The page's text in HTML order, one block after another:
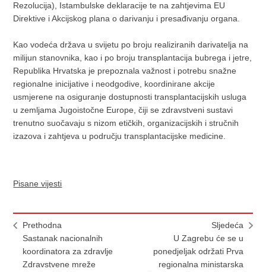
Rezolucija), Istambulske deklaracije te na zahtjevima EU
Direktive i Akcijskog plana o darivanju i presađivanju organa.
Kao vodeća država u svijetu po broju realiziranih darivatelja na
milijun stanovnika, kao i po broju transplantacija bubrega i jetre,
Republika Hrvatska je prepoznala važnost i potrebu snažne
regionalne inicijative i neodgodive, koordinirane akcije
usmjerene na osiguranje dostupnosti transplantacijskih usluga
u zemljama Jugoistočne Europe, čiji se zdravstveni sustavi
trenutno suočavaju s nizom etičkih, organizacijskih i stručnih
izazova i zahtjeva u području transplantacijske medicine.
Pisane vijesti
Prethodna
Sastanak nacionalnih
koordinatora za zdravlje
Zdravstvene mreže
Sljedeća
U Zagrebu će se u
ponedjeljak održati Prva
regionalna ministarska